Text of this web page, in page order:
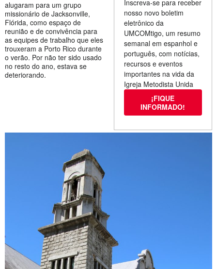
Inscreva-se para receber
nosso novo boletim
eletrônico da
UMCOMtigo, um resumo
semanal em espanhol e
português, com notícias,
recursos e eventos
importantes na vida da
Igreja Metodista Unida
¡FIQUE
INFORMADO!
alugaram para um grupo
missionário de Jacksonville,
Flórida, como espaço de
reunião e de convivência para
as equipes de trabalho que eles
trouxeram a Porto Rico durante
o verão. Por não ter sido usado
no resto do ano, estava se
deteriorando.